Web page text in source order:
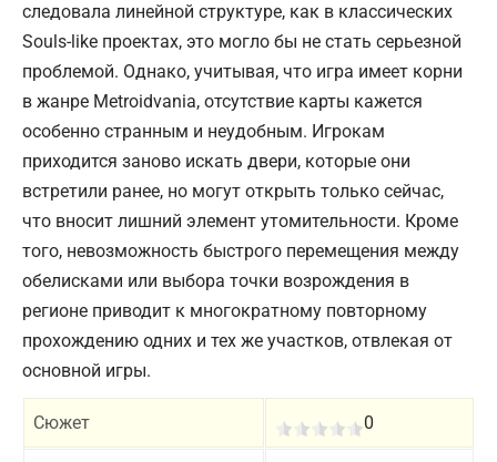
следовала линейной структуре, как в классических
Souls-like проектах, это могло бы не стать серьезной
проблемой. Однако, учитывая, что игра имеет корни
в жанре Metroidvania, отсутствие карты кажется
особенно странным и неудобным. Игрокам
приходится заново искать двери, которые они
встретили ранее, но могут открыть только сейчас,
что вносит лишний элемент утомительности. Кроме
того, невозможность быстрого перемещения между
обелисками или выбора точки возрождения в
регионе приводит к многократному повторному
прохождению одних и тех же участков, отвлекая от
основной игры.
Сюжет 0